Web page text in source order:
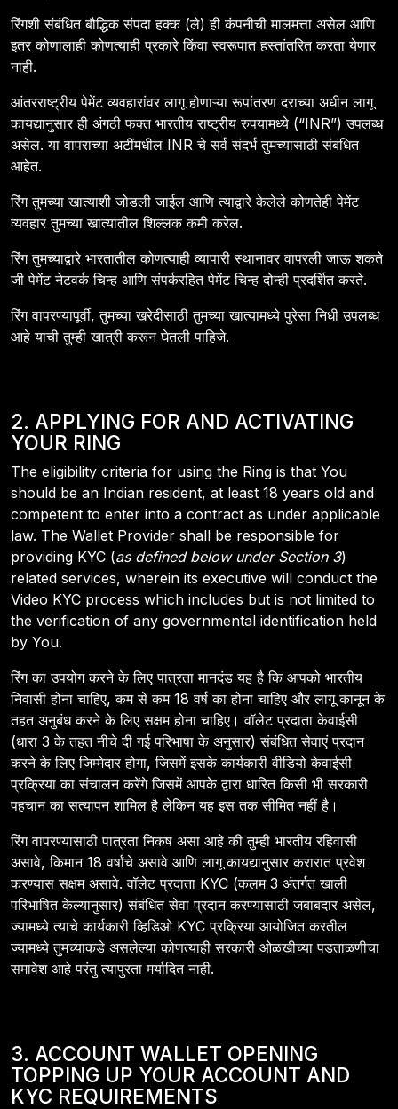
रिंगशी संबंधित बौद्धिक संपदा हक्क (ले) ही कंपनीची मालमत्ता असेल आणि
इतर कोणालाही कोणत्याही प्रकारे किंवा स्वरूपात हस्तांतरित करता येणार
नाही.
आंतरराष्ट्रीय पेमेंट व्यवहारांवर लागू होणाऱ्या रूपांतरण दराच्या अधीन लागू
कायद्यानुसार ही अंगठी फक्त भारतीय राष्ट्रीय रुपयामध्ये (“INR”) उपलब्ध
असेल. या वापराच्या अटींमधील INR चे सर्व संदर्भ तुमच्यासाठी संबंधित
आहेत.
रिंग तुमच्या खात्याशी जोडली जाईल आणि त्याद्वारे केलेले कोणतेही पेमेंट
व्यवहार तुमच्या खात्यातील शिल्लक कमी करेल.
रिंग तुमच्याद्वारे भारतातील कोणत्याही व्यापारी स्थानावर वापरली जाऊ शकते
जी पेमेंट नेटवर्क चिन्ह आणि संपर्करहित पेमेंट चिन्ह दोन्ही प्रदर्शित करते.
रिंग वापरण्‍यापूर्वी, तुमच्‍या खरेदीसाठी तुमच्‍या खात्‍यामध्‍ये पुरेसा निधी उपलब्‍ध
आहे याची तुम्‍ही खात्री करून घेतली पाहिजे.
2. APPLYING FOR AND ACTIVATING
YOUR RING
The eligibility criteria for using the Ring is that You
should be an Indian resident, at least 18 years old and
competent to enter into a contract as under applicable
law. The Wallet Provider shall be responsible for
providing KYC (as defined below under Section 3)
related services, wherein its executive will conduct the
Video KYC process which includes but is not limited to
the verification of any governmental identification held
by You.
रिंग का उपयोग करने के लिए पात्रता मानदंड यह है कि आपको भारतीय
निवासी होना चाहिए, कम से कम 18 वर्ष का होना चाहिए और लागू कानून के
तहत अनुबंध करने के लिए सक्षम होना चाहिए। वॉलेट प्रदाता केवाईसी
(धारा 3 के तहत नीचे दी गई परिभाषा के अनुसार) संबंधित सेवाएं प्रदान
करने के लिए जिम्मेदार होगा, जिसमें इसके कार्यकारी वीडियो केवाईसी
प्रक्रिया का संचालन करेंगे जिसमें आपके द्वारा धारित किसी भी सरकारी
पहचान का सत्यापन शामिल है लेकिन यह इस तक सीमित नहीं है।
रिंग वापरण्यासाठी पात्रता निकष असा आहे की तुम्ही भारतीय रहिवासी
असावे, किमान 18 वर्षांचे असावे आणि लागू कायद्यानुसार करारात प्रवेश
करण्यास सक्षम असावे. वॉलेट प्रदाता KYC (कलम 3 अंतर्गत खाली
परिभाषित केल्यानुसार) संबंधित सेवा प्रदान करण्यासाठी जबाबदार असेल,
ज्यामध्ये त्याचे कार्यकारी व्हिडिओ KYC प्रक्रिया आयोजित करतील
ज्यामध्ये तुमच्याकडे असलेल्या कोणत्याही सरकारी ओळखीच्या पडताळणीचा
समावेश आहे परंतु त्यापुरता मर्यादित नाही.
3. ACCOUNT WALLET OPENING
TOPPING UP YOUR ACCOUNT AND
KYC REQUIREMENTS